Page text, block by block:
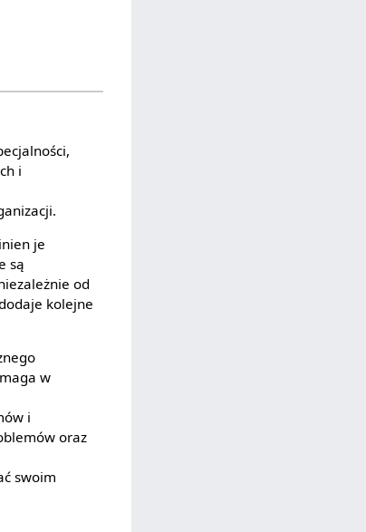
i
je
są
od
kolejne
w
i
oraz
swoim